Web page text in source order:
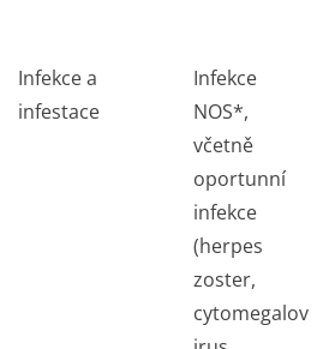
Infekce a
infestace
Infekce
NOS*,
včetně
oportunní
infekce
(herpes
zoster,
cytomegalov